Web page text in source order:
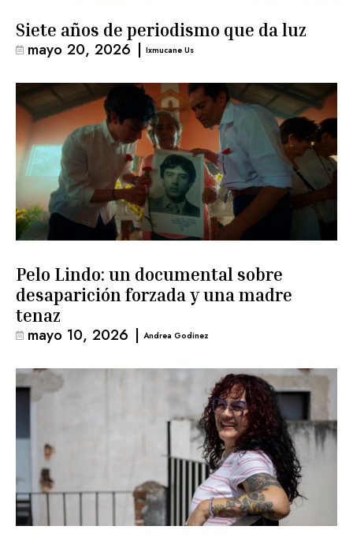
Siete años de periodismo que da luz
mayo 20, 2026 | Ixmucane Us
Pelo Lindo: un documental sobre
desaparición forzada y una madre
tenaz
mayo 10, 2026 | Andrea Godinez